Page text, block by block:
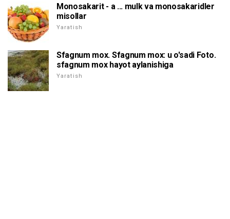
Monosakarit - a ... mulk va monosakaridler
misollar
Yaratish
Sfagnum mox. Sfagnum mox: u o'sadi Foto.
sfagnum mox hayot aylanishiga
Yaratish